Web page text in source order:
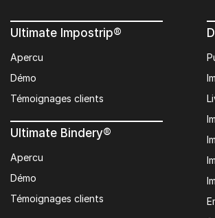
Ultimate Impostrip®
Apercu
Démo
Témoignages clients
Ultimate Bindery®
Apercu
Démo
Témoignages clients